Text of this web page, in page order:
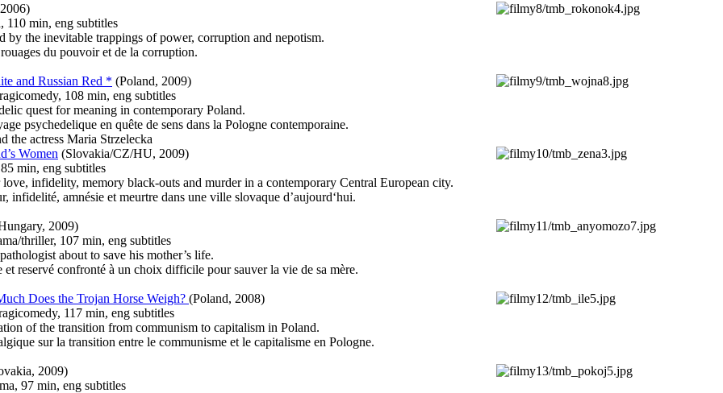
110 min, eng subtitles
by the inevitable trappings of power, corruption and nepotism.
du pouvoir et de la corruption.
and Russian Red * (Poland, 2009)
108 min, eng subtitles
quest for meaning in contemporary Poland.
psychedelique en quête de sens dans la Pologne contemporaine.
the actress Maria Strzelecka
Women (Slovakia/CZ/HU, 2009)
min, eng subtitles
infidelity, memory black-outs and murder in a contemporary Central European city.
infidelité, amnésie et meurtre dans une ville slovaque d’aujourd‘hui.
2009)
thriller, 107 min, eng subtitles
about to save his mother’s life.
et reservé confronté à un choix difficile pour sauver la vie de sa mère.
Does the Trojan Horse Weigh? (Poland, 2008)
117 min, eng subtitles
of the transition from communism to capitalism in Poland.
sur la transition entre le communisme et le capitalisme en Pologne.
2009)
97 min, eng subtitles